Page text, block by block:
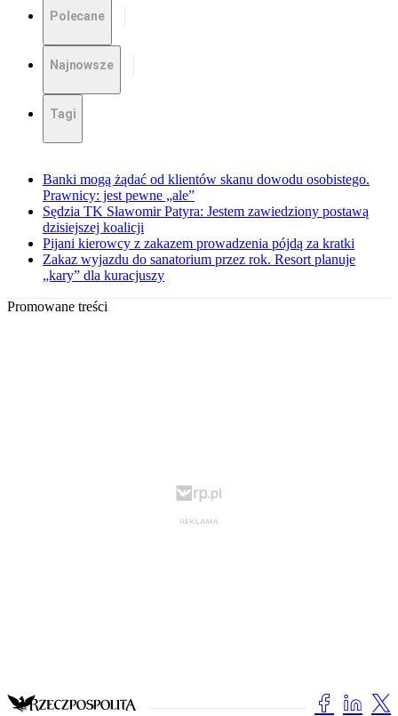
Polecane
Najnowsze
Tagi
Banki mogą żądać od klientów skanu dowodu osobistego.
Prawnicy: jest pewne „ale”
Sędzia TK Sławomir Patyra: Jestem zawiedziony postawą
dzisiejszej koalicji
Pijani kierowcy z zakazem prowadzenia pójdą za kratki
Zakaz wyjazdu do sanatorium przez rok. Resort planuje
„kary” dla kuracjuszy
Promowane treści